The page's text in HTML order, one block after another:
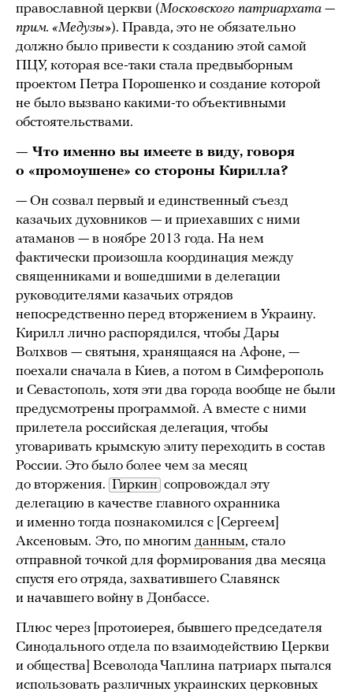
православной церкви (Московского патриархата —
прим. «Медузы»). Правда, это не обязательно
должно было привести к созданию этой самой
ПЦУ, которая все-таки стала предвыборным
проектом Петра Порошенко и создание которой
не было вызвано какими-то объективными
обстоятельствами.
— Что именно вы имеете в виду, говоря
о «промоушене» со стороны Кирилла?
— Он созвал первый и единственный съезд
казачьих духовников — и приехавших с ними
атаманов — в ноябре 2013 года. На нем
фактически произошла координация между
священниками и вошедшими в делегации
руководителями казачьих отрядов
непосредственно перед вторжением в Украину.
Кирилл лично распорядился, чтобы Дары
Волхвов — святыня, хранящаяся на Афоне, —
поехали сначала в Киев, а потом в Симферополь
и Севастополь, хотя эти два города вообще не были
предусмотрены программой. А вместе с ними
прилетела российская делегация, чтобы
уговаривать крымскую элиту переходить в состав
России. Это было более чем за месяц
до вторжения. Гиркин сопровождал эту
делегацию в качестве главного охранника
и именно тогда познакомился с [Сергеем]
Аксеновым. Это, по многим данным, стало
отправной точкой для формирования два месяца
спустя его отряда, захватившего Славянск
и начавшего войну в Донбассе.
Плюс через [протоиерея, бывшего председателя
Синодального отдела по взаимодействию Церкви
и общества] Всеволода Чаплина патриарх пытался
использовать различных украинских церковных